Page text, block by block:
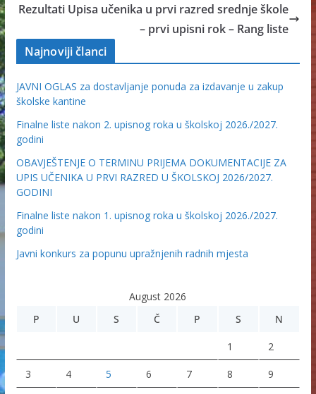
Rezultati Upisa učenika u prvi razred srednje škole
– prvi upisni rok – Rang liste
Najnoviji članci
JAVNI OGLAS za dostavljanje ponuda za izdavanje u zakup
školske kantine
Finalne liste nakon 2. upisnog roka u školskoj 2026./2027.
godini
OBAVJEŠTENJE O TERMINU PRIJEMA DOKUMENTACIJE ZA
UPIS UČENIKA U PRVI RAZRED U ŠKOLSKOJ 2026/2027.
GODINI
Finalne liste nakon 1. upisnog roka u školskoj 2026./2027.
godini
Javni konkurs za popunu upražnjenih radnih mjesta
August 2026
P
U S Č P S N
1 2
3 4 5 6 7 8 9